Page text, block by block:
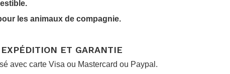
les animaux de compagnie.
ET GARANTIE
avec carte Visa ou Mastercard ou Paypal.